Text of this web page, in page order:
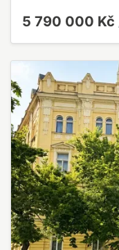
5 790 000 Kč